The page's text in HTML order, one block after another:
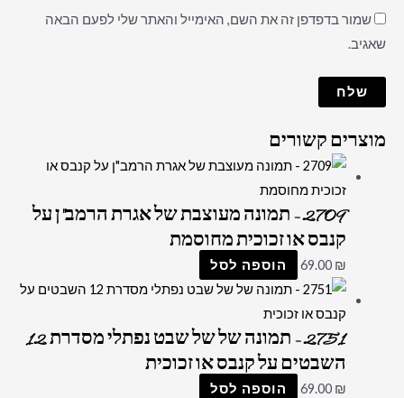
שמור בדפדפן זה את השם, האימייל והאתר שלי לפעם הבאה
שאגיב.
מוצרים קשורים
2709 – תמונה מעוצבת של אגרת הרמב"ן על
קנבס או זכוכית מחוסמת
69.00 ₪ הוספה לסל
2751 – תמונה של של שבט נפתלי מסדרת 12
השבטים על קנבס או זכוכית
69.00 ₪ הוספה לסל